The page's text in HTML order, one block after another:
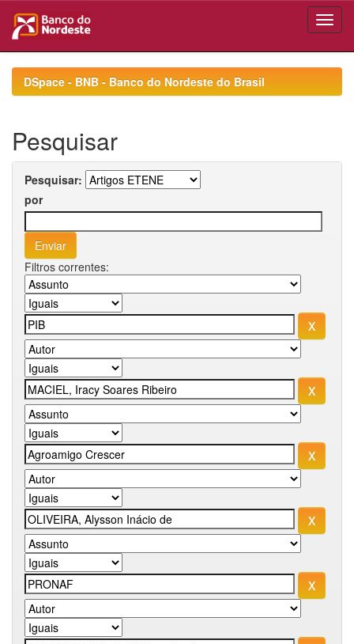
navigationDSpace - BNB - Banco do Nordeste do Brasil
Pesquisar
Pesquisar:
por
Filtros correntes: